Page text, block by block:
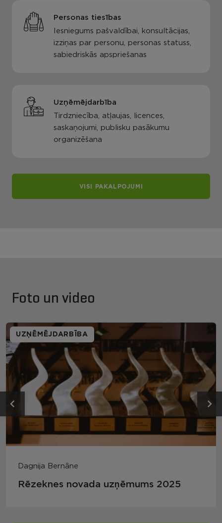
Personas tiesības
Iesniegums pašvaldībai, konsultācijas,
izziņas par personu, personas statuss,
sabiedriskās apspriešanas
Uzņēmējdarbība
Tirdzniecība, atļaujas, licences,
saskaņojumi, publisku pasākumu
organizēšana
VISI PAKALPOJUMI
Foto un video
UZŅĒMĒJDARBĪBA
Dagnija Bernāne
Rēzeknes novada uzņēmums 2025